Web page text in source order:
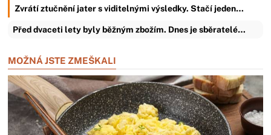
Zvrátí ztučnění jater s viditelnými výsledky. Stačí jeden…
Před dvaceti lety byly běžným zbožím. Dnes je sběratelé…
MOŽNÁ JSTE ZMEŠKALI